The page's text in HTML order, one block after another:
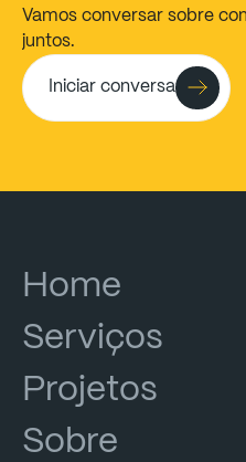
Vamos conversar sobre
juntos.
Iniciar conversa
Home
Serviços
Projetos
Sobre